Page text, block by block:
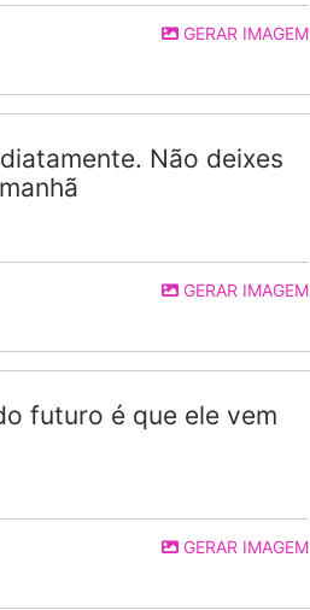
GERAR IMAGEM
Não deixes
GERAR IMAGEM
futuro é que ele vem
GERAR IMAGEM